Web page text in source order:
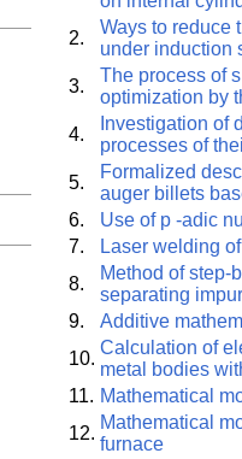
2.
Ways to reduce
under induction
3.
The process of
optimization by
4.
Investigation of
processes of
5.
Formalized
auger billets
6.
Use of p -adic
7.
Laser welding
8.
Method of step-
separating
9.
Additive
10.
Calculation of
metal bodies
11. Mathematical
12.
Mathematical
furnace